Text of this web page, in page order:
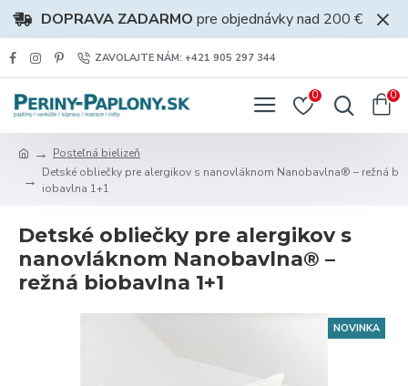
DOPRAVA ZADARMO pre objednávky nad 200 €
ZAVOLAJTE NÁM: +421 905 297 344
0 0
Posteľná bielizeň
Detské obliečky pre alergikov s nanovláknom Nanobavlna® – režná b
iobavlna 1+1
Detské obliečky pre alergikov s
nanovláknom Nanobavlna® –
režná biobavlna 1+1
NOVINKA